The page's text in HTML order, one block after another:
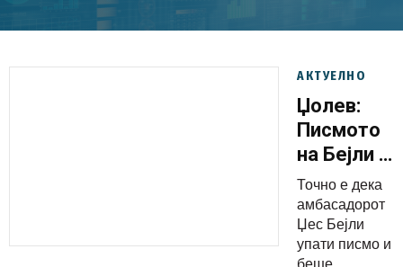
ЖИВОТ
АКТУЕЛНО
Џолев:
Писмото
на Бејли е
најмногу
за
соработка
со
Точно е дека
амбасадорот
Џес Бејли
упати писмо и
беше